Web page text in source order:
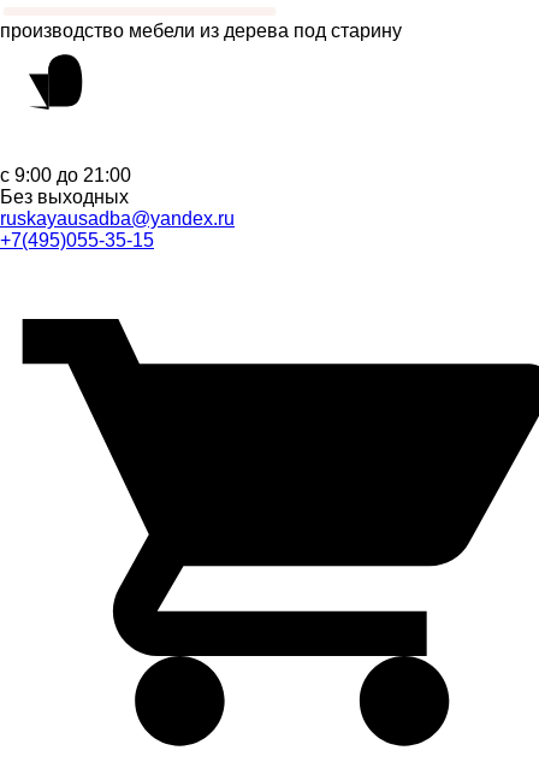
производство мебели из дерева под старину
с 9:00 до 21:00
Без выходных
ruskayausadba@yandex.ru
+7(495)055-35-15